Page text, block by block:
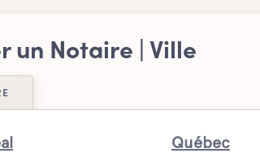
un Notaire | Ville
Québec